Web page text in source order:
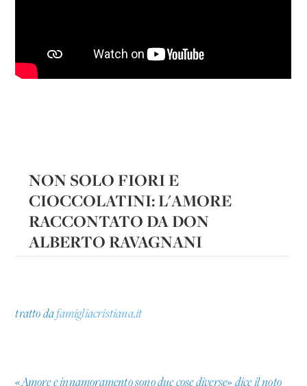
NON SOLO FIORI E
CIOCCOLATINI: L'AMORE
RACCONTATO DA DON
ALBERTO RAVAGNANI
tratto da famigliacristiana.it
«Amore e innamoramento sono due cose diverse» dice il noto